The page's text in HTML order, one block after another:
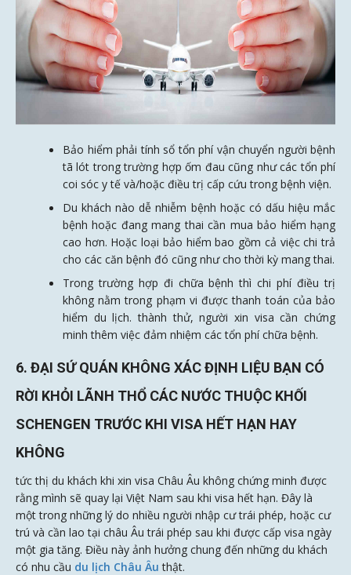
Bảo hiểm phải tính sổ tổn phí vận chuyển người bệnh
tã lót trong trường hợp ốm đau cũng như các tổn phí
coi sóc y tế và/hoặc điều trị cấp cứu trong bệnh viện.
Du khách nào dễ nhiễm bệnh hoặc có dấu hiệu mắc
bệnh hoặc đang mang thai cần mua bảo hiểm hạng
cao hơn. Hoặc loại bảo hiểm bao gồm cả việc chi trả
cho các căn bệnh đó cũng như cho thời kỳ mang thai.
Trong trường hợp đi chữa bệnh thì chi phí điều trị
không nằm trong phạm vi được thanh toán của bảo
hiểm du lịch. thành thử, người xin visa cần chứng
minh thêm việc đảm nhiệm các tổn phí chữa bệnh.
6. ĐẠI SỨ QUÁN KHÔNG XÁC ĐỊNH LIỆU BẠN CÓ
RỜI KHỎI LÃNH THỔ CÁC NƯỚC THUỘC KHỐI
SCHENGEN TRƯỚC KHI VISA HẾT HẠN HAY
KHÔNG
tức thị du khách khi xin visa Châu Âu không chứng minh được
rằng mình sẽ quay lại Việt Nam sau khi visa hết hạn. Đây là
một trong những lý do nhiều người nhập cư trái phép, hoặc cư
trú và cần lao tại châu Âu trái phép sau khi được cấp visa ngày
một gia tăng. Điều này ảnh hưởng chung đến những du khách
có nhu cầu du lịch Châu Âu thật.